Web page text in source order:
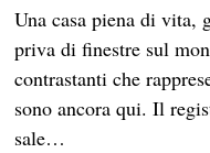
Una casa piena di
priva di finestre sul
contrastanti che
sono ancora qui. Il
sale…